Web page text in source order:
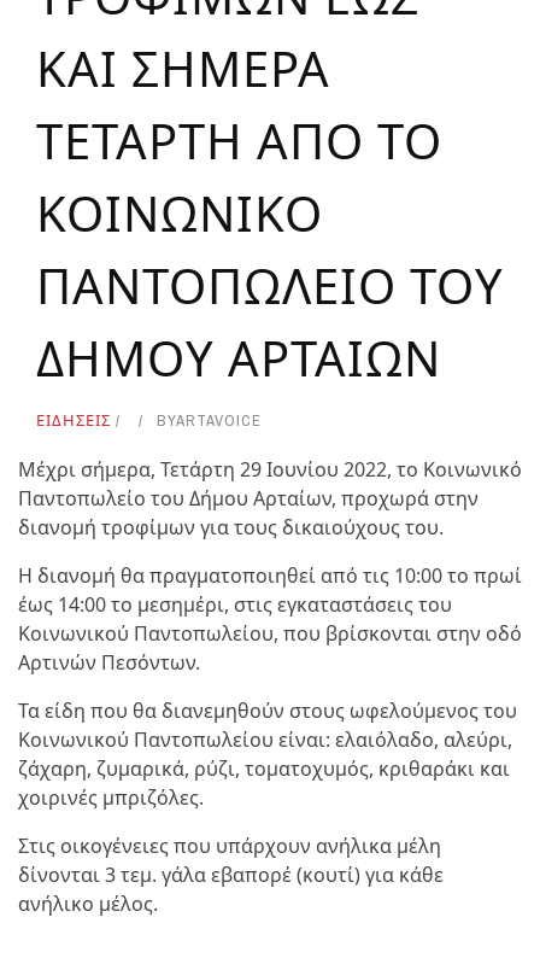
ΚΑΙ ΣΗΜΕΡΑ
ΤΕΤΑΡΤΗ ΑΠΟ ΤΟ
ΚΟΙΝΩΝΙΚΟ
ΠΑΝΤΟΠΩΛΕΙΟ ΤΟΥ
ΔΗΜΟΥ ΑΡΤΑΙΩΝ
ΕΙΔΗΣΕΙΣ BYARTAVOICE
Μέχρι σήμερα, Τετάρτη 29 Ιουνίου 2022, το Κοινωνικό
Παντοπωλείο του Δήμου Αρταίων, προχωρά στην
διανομή τροφίμων για τους δικαιούχους του.
Η διανομή θα πραγματοποιηθεί από τις 10:00 το πρωί
έως 14:00 το μεσημέρι, στις εγκαταστάσεις του
Κοινωνικού Παντοπωλείου, που βρίσκονται στην οδό
Αρτινών Πεσόντων.
Τα είδη που θα διανεμηθούν στους ωφελούμενος του
Κοινωνικού Παντοπωλείου είναι: ελαιόλαδο, αλεύρι,
ζάχαρη, ζυμαρικά, ρύζι, τοματοχυμός, κριθαράκι και
χοιρινές μπριζόλες.
Στις οικογένειες που υπάρχουν ανήλικα μέλη
δίνονται 3 τεμ. γάλα εβαπορέ (κουτί) για κάθε
ανήλικο μέλος.